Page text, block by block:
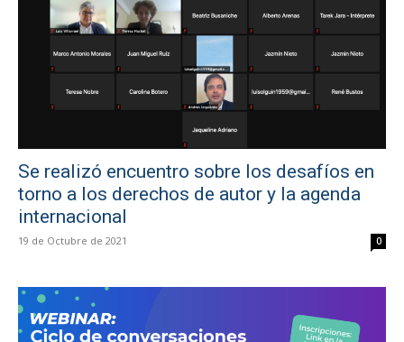
Se realizó encuentro sobre los desafíos en
torno a los derechos de autor y la agenda
internacional
19 de Octubre de 2021 0